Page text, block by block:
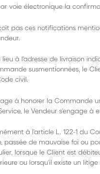
voie électronique la
pas ces notifications
lieu à l'adresse de livraison
susmentionnées, le
civil.
à honorer la Commande
le Vendeur s'engage à
à l'article L. 122-1 du
passée de mauvaise foi ou
lorsque le Client est
ou lorsqu'il existe un